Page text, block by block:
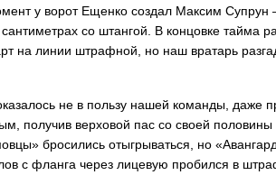
у ворот Ещенко создал Максим Супрун
со штангой. В концовке тайма
на линии штрафной, но наш вратарь
не в пользу нашей команды, даже
получив верховой пас со своей
бросились отыгрываться, но
с фланга через лицевую пробился в